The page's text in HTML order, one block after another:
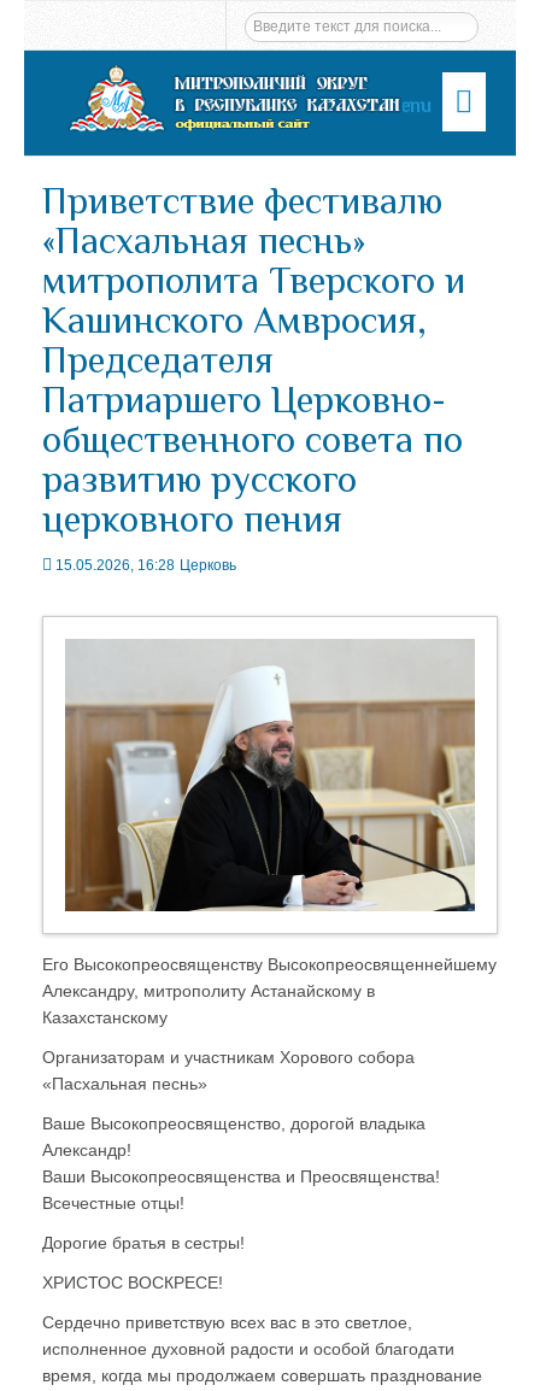
Menu
Приветствие фестивалю
«Пасхальная песнь»
митрополита Тверского и
Кашинского Амвросия,
Председателя
Патриаршего Церковно-
общественного совета по
развитию русского
церковного пения
15.05.2026, 16:28 Церковь
Его Высокопреосвященству Высокопреосвященнейшему
Александру, митрополиту Астанайскому в
Казахстанскому
Организаторам и участникам Хорового собора
«Пасхальная песнь»
Ваше Высокопреосвященство, дорогой владыка
Александр!
Ваши Высокопреосвященства и Преосвященства!
Всечестные отцы!
Дорогие братья в сестры!
ХРИСТОС ВОСКРЕСЕ!
Сердечно приветствую всех вас в это светлое,
исполненное духовной радости и особой благодати
время, когда мы продолжаем совершать празднование